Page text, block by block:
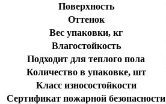
Поверхность
Оттенок
Вес упаковки, кг
Влагостойкость
Подходит для теплого пола
Количество в упаковке, шт
Класс износостойкости
Сертификат пожарной безопасности